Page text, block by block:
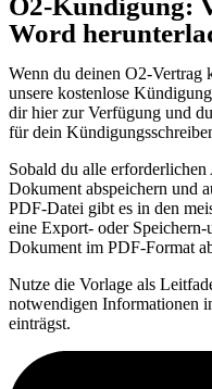
O2-Kündigung:
Word
Wenn du deinen O2-Vertrag
unsere kostenlose
dir hier zur Verfügung und
für dein
Sobald du alle erforderlichen
Dokument abspeichern und
PDF-Datei gibt es in den
eine Export- oder
Dokument im PDF-Format
Nutze die Vorlage als
notwendigen Informationen
einträgst.